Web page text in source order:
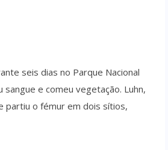
seis dias no Parque Nacional
e comeu vegetação. Luhn,
partiu o fémur em dois sítios,